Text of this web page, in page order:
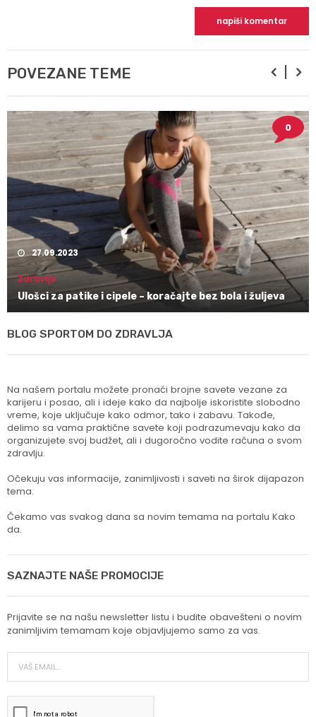
POVEZANE TEME
0
27.09.2023
Zdravlje
Ulošci za patike i cipele – koračajte bez bola i žuljeva
BLOG SPORTOM DO ZDRAVLJA
Na našem portalu možete pronaći brojne savete vezane za
karijeru i posao, ali i ideje kako da najbolje iskoristite slobodno
vreme, koje uključuje kako odmor, tako i zabavu. Takođe,
delimo sa vama praktične savete koji podrazumevaju kako da
organizujete svoj budžet, ali i dugoročno vodite računa o svom
zdravlju.
Očekuju vas informacije, zanimljivosti i saveti na širok dijapazon
tema.
Čekamo vas svakog dana sa novim temama na portalu Kako
da.
SAZNAJTE NAŠE PROMOCIJE
Prijavite se na našu newsletter listu i budite obavešteni o novim
zanimljivim temamam koje objavljujemo samo za vas.